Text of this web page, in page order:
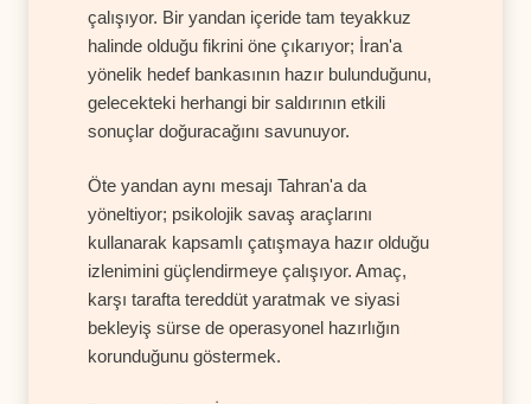
çalışıyor. Bir yandan içeride tam teyakkuz
halinde olduğu fikrini öne çıkarıyor; İran'a
yönelik hedef bankasının hazır bulunduğunu,
gelecekteki herhangi bir saldırının etkili
sonuçlar doğuracağını savunuyor.
Öte yandan aynı mesajı Tahran'a da
yöneltiyor; psikolojik savaş araçlarını
kullanarak kapsamlı çatışmaya hazır olduğu
izlenimini güçlendirmeye çalışıyor. Amaç,
karşı tarafta tereddüt yaratmak ve siyasi
bekleyiş sürse de operasyonel hazırlığın
korunduğunu göstermek.